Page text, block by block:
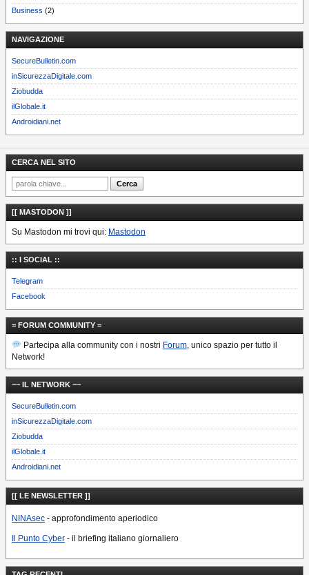
Business (2)
NAVIGAZIONE
SecureBulletin.com
inSicurezzaDigitale.com
Ziobudda
ilGlobale.it
Androidiani.net
CERCA NEL SITO
[[ MASTODON ]]
Su Mastodon mi trovi qui: Mastodon
:: I SOCIAL ::
Telegram
Facebook
= FORUM COMMUNITY =
Partecipa alla community con i nostri Forum, unico spazio per tutto il
Network!
~~ IL NETWORK ~~
SecureBulletin.com
inSicurezzaDigitale.com
Ziobudda
ilGlobale.it
Androidiani.net
[[ LE NEWSLETTER ]]
NINAsec - approfondimento aperiodico
Il Punto Cyber - il briefing italiano giornaliero